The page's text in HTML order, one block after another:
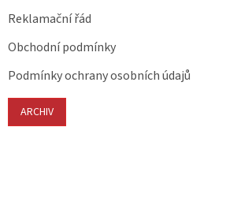
Reklamační řád
Obchodní podmínky
Podmínky ochrany osobních údajů
ARCHIV